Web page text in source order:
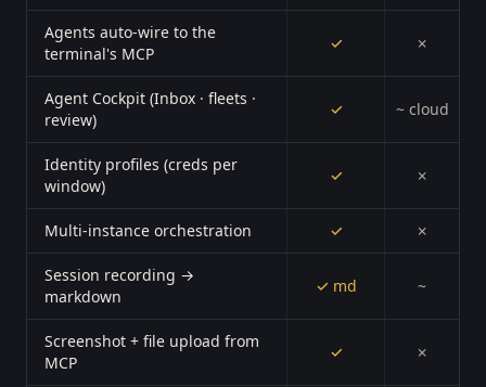
Agents auto-wire to the
terminal's MCP
✓ ✗
Agent Cockpit (Inbox · fleets ·
review)
✓ ~ cloud
Identity profiles (creds per
window)
✓ ✗
Multi-instance orchestration ✓ ✗
Session recording →
markdown
✓ md ~
Screenshot + file upload from
MCP
✓ ✗